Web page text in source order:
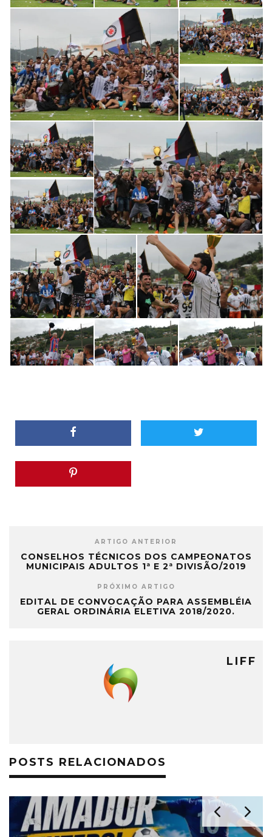
ARTIGO ANTERIOR
CONSELHOS TÉCNICOS DOS CAMPEONATOS
MUNICIPAIS ADULTOS 1ª E 2ª DIVISÃO/2019
PRÓXIMO ARTIGO
EDITAL DE CONVOCAÇÃO PARA ASSEMBLÉIA
GERAL ORDINÁRIA ELETIVA 2018/2020.
LIFF
POSTS RELACIONADOS